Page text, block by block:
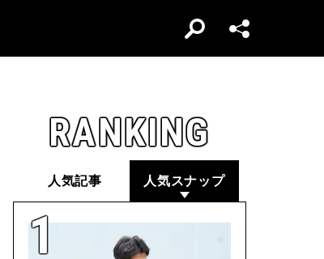
RANKING
人気記事 人気スナップ